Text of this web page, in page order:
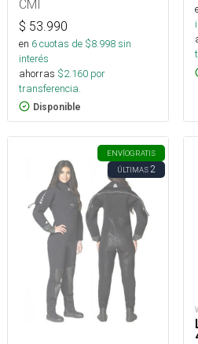
CMI
$ 53.990
en 6cuotas de $8.998sin
interés
ahorras $2.160 por
transferencia.
Disponible
ENVÍOGRATIS
ÚLTIMAS2